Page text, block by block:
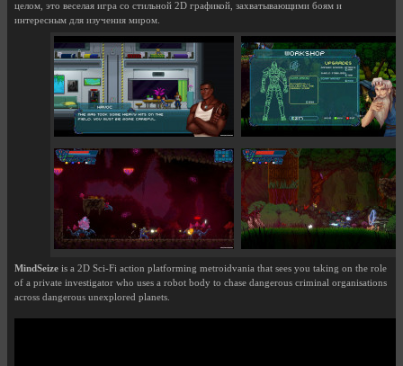
целом, это веселая игра со стильной 2D графикой, захватывающими боям и
интересным для изучения миром.
MindSeize is a 2D Sci-Fi action platforming metroidvania that sees you taking on the role
of a private investigator who uses a robot body to chase dangerous criminal organisations
across dangerous unexplored planets.